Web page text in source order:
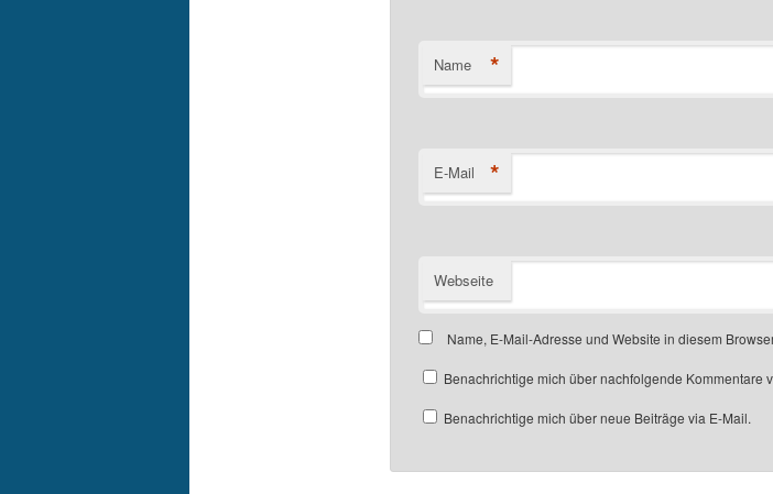
Name *
E-Mail *
Webseite
Name, E-Mail-Adresse und Website in diesem
Benachrichtige mich über nachfolgende Kommentare
Benachrichtige mich über neue Beiträge via E-Mail.